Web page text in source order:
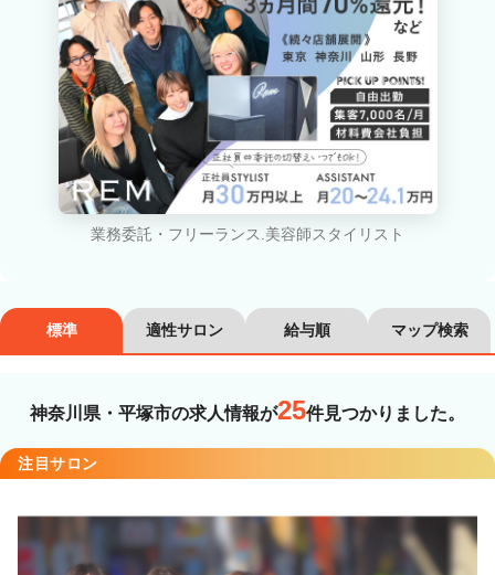
沿線・駅を選択 市区町村を選択
平塚市
職種・技能ランク
美容師スタイリスト 美容師アシスタント
カラーリスト フロント・レセプション
ネイリスト エステティシャン
講師・インストラクター 営業・販売スタッフ・その他
雇用形態
業務委託・フリーランス
業務委託・フリーランス.美容師スタイリスト
標準 適性サロン 給与順 マップ検索
神奈川県・平塚市の求人情報が25件見つかりました。
注目サロン